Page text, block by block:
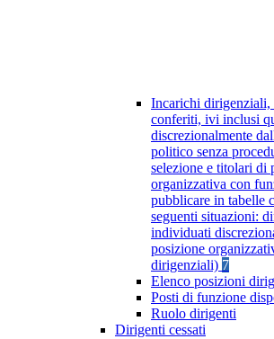
Incarichi dirigenziali,
conferiti, ivi inclusi
discrezionalmente
politico senza
selezione e titolari di
organizzativa con
pubblicare in tabelle
seguenti situazioni:
individuati
posizione
dirigenziali) 7
Elenco posizioni
Posti di funzione
Ruolo dirigenti
Dirigenti cessati